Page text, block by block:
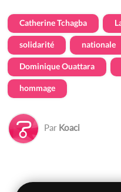
Catherine Tchagba
solidarité nationale
Dominique Ouattara
hommage
Par Koaci